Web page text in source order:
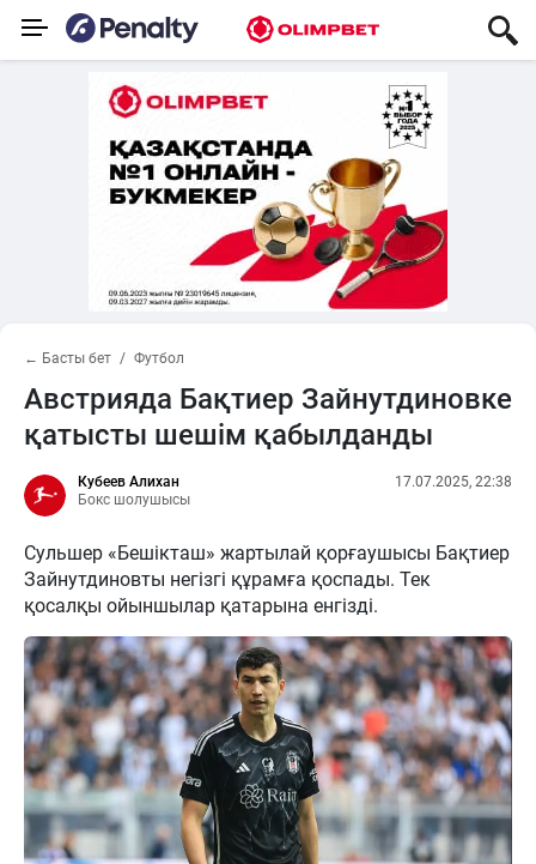
← Басты бет Футбол
Австрияда Бақтиер Зайнутдиновке
қатысты шешім қабылданды
Кубеев Алихан
Бокс шолушысы
17.07.2025, 22:38
Сульшер «Бешікташ» жартылай қорғаушысы Бақтиер
Зайнутдиновты негізгі құрамға қоспады. Тек
қосалқы ойыншылар қатарына енгізді.